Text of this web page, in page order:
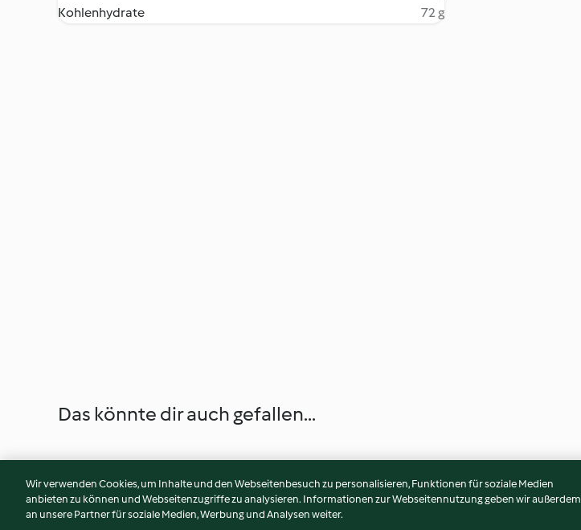
Kohlenhydrate
72 g
Das könnte dir auch gefallen...
Wir verwenden Cookies, um Inhalte und den Webseitenbesuch zu personalisieren, Funktionen für soziale Medien
anbieten zu können und Webseitenzugriffe zu analysieren. Informationen zur Webseitennutzung geben wir außerdem
an unsere Partner für soziale Medien, Werbung und Analysen weiter.